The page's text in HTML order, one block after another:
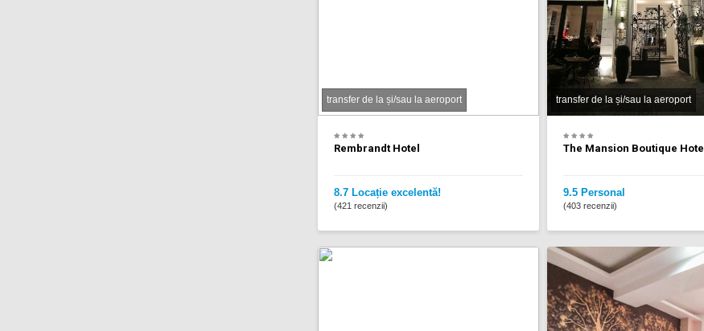
transfer de la și/sau la aeroport
Rembrandt Hotel
8.7 Locație excelentă!
(421 recenzii)
transfer de la și/sau la aeroport
The Mansion Boutique Hotel
9.5 Personal
(403 recenzii)